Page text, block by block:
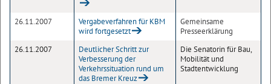
26.11.2007
Vergabeverfahren für KBM
wird fortgesetzt
Gemeinsame
Presseerklärung
26.11.2007
Deutlicher Schritt zur
Verbesserung der
Verkehrssituation rund um
das Bremer Kreuz
Die Senatorin für Bau,
Mobilität und
Stadtentwicklung